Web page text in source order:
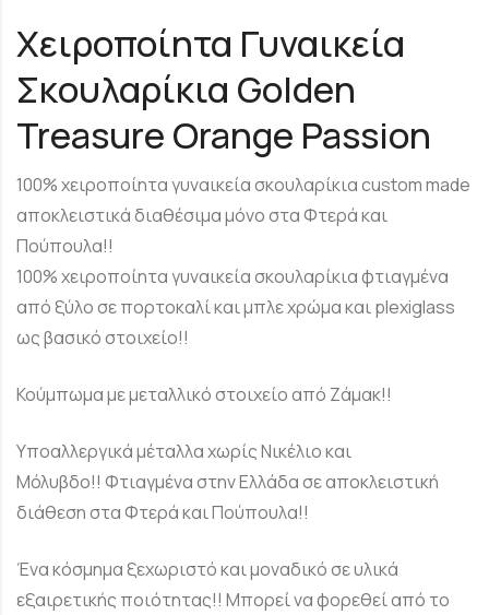
Χειροποίητα Γυναικεία
Σκουλαρίκια Golden
Treasure Orange Passion
100% χειροποίητα γυναικεία σκουλαρίκια custom made
αποκλειστικά διαθέσιμα μόνο στα Φτερά και
Πούπουλα!!
100% χειροποίητα γυναικεία σκουλαρίκια φτιαγμένα
από ξύλο σε πορτοκαλί και μπλε χρώμα και plexiglass
ως βασικό στοιχείο!!
Κούμπωμα με μεταλλικό στοιχείο από Ζάμακ!!
Υποαλλεργικά μέταλλα χωρίς Νικέλιο και
Μόλυβδο!! Φτιαγμένα στην Ελλάδα σε αποκλειστική
διάθεση στα Φτερά και Πούπουλα!!
Ένα κόσμημα ξεχωριστό και μοναδικό σε υλικά
εξαιρετικής ποιότητας!! Μπορεί να φορεθεί από το